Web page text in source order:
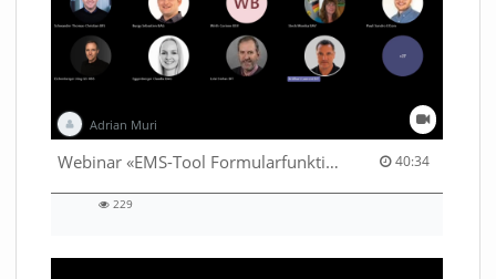
Adrian Muri
Webinar «EMS-Tool Formularfunktion» 40:34
40:34 duration
229